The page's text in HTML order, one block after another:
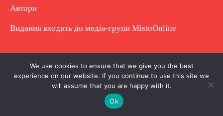
Автори
Видання входить до медіа-групи MistoOnline
Copyright © Повне використання матеріалу
заборонено. Частково можна з гіперпосиланням.
We use cookies to ensure that we give you the best
experience on our website. If you continue to use this site we
will assume that you are happy with it.
Ok